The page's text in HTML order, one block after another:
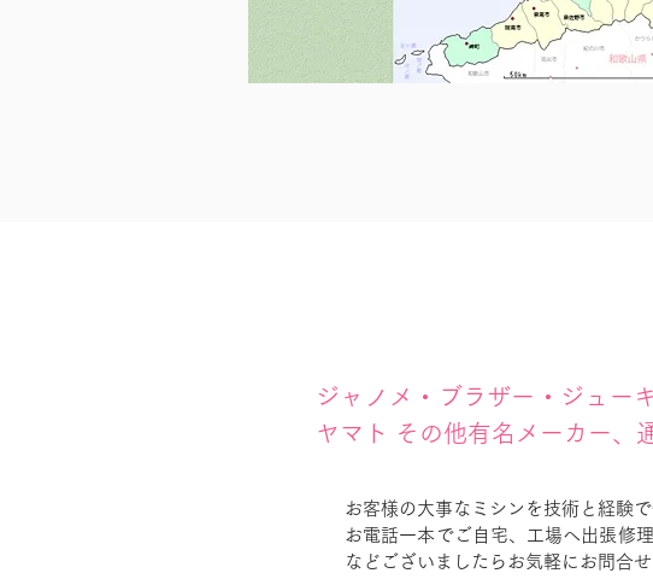
ジャノメ・ブラザー・ジュー
ヤマト その他有名メーカー、
お客様の大事なミシンを技術と経験
お電話一本でご自宅、工場へ出張修
などございましたらお気軽にお問合せ